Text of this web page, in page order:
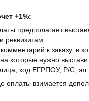
+1%:
предполагает
реквизитам.
к заказу, в
которые нужно
код ЕГРПОУ, Р/С,
оплаты взимается